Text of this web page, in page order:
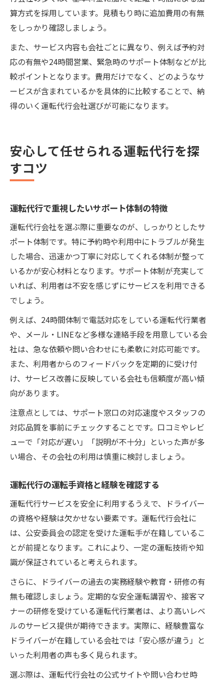
算方式を採用しています。見積もり時に追加費用の有無
をしっかり確認しましょう。
また、サービス内容も会社ごとに異なり、例えば予約対
応の有無や24時間営業、緊急時のサポート体制などが比
較ポイントとなります。費用だけでなく、どのようなサ
ービスが含まれているかを具体的に比較することで、納
得のいく運転代行会社選びが可能になります。
安心して任せられる運転代行を探
すコツ
運転代行で重視したいサポート体制の特徴
運転代行会社を選ぶ際に重要なのが、しっかりとしたサ
ポート体制です。特に予約時や利用中にトラブルが発生
した場合、迅速かつ丁寧に対応してくれる体制が整って
いるかが安心材料となります。サポート体制が充実して
いれば、利用者は不安を感じずにサービスを利用できる
でしょう。
例えば、24時間体制で電話対応をしている運転代行業者
や、メール・LINEなど多様な連絡手段を用意している会
社は、急な依頼や問い合わせにも柔軟に対応可能です。
また、利用者からのフィードバックを定期的に受け付
け、サービス改善に反映している会社も信頼度が高い傾
向があります。
注意点としては、サポート窓口の対応速度やスタッフの
対応品質を事前にチェックすることです。口コミやレビ
ューで「対応が遅い」「説明が不十分」といった声が多
い場合、その会社の利用は慎重に検討しましょう。
運転代行の運転手資格と経験を確認する
運転代行サービスを安全に利用するうえで、ドライバー
の資格や経験は欠かせない要素です。運転代行会社に
は、公安委員会の認定を受けた運転手が在籍しているこ
とが前提となります。これにより、一定の運転技術や知
識が保証されていると考えられます。
さらに、ドライバーの過去の実務経験や教育・研修の有
無も確認しましょう。定期的な安全運転講習や、接客マ
ナーの研修を受けている運転代行業者は、より高いレベ
ルのサービス提供が期待できます。実際に、経験豊富な
ドライバーが在籍している会社では「安心感が違う」と
いった利用者の声も多く見られます。
選ぶ際は、運転代行会社の公式サイトや問い合わせ時